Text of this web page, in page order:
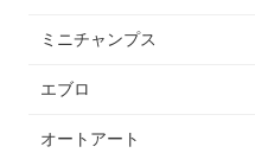
ミニチャンプス
エブロ
オートアート